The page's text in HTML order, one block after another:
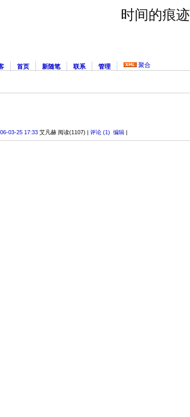
时间的痕迹
首页 新随笔 联系 管理 聚合
03-25 17:33艾凡赫 阅读(1107) | 评论 (1) 编辑|